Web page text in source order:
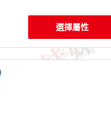
選擇屬性